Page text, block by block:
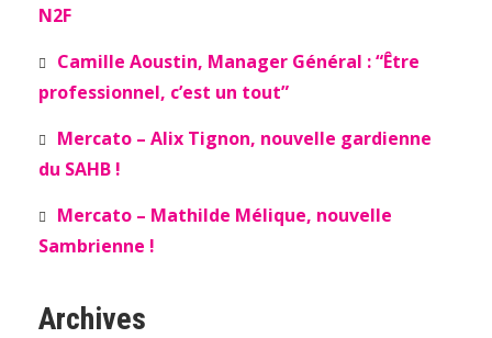
N2F
Camille Aoustin, Manager Général : “Être
professionnel, c’est un tout”
Mercato – Alix Tignon, nouvelle gardienne
du SAHB !
Mercato – Mathilde Mélique, nouvelle
Sambrienne !
Archives